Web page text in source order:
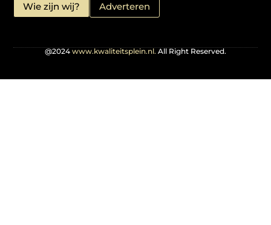
Wie zijn wij? Adverteren
@2024 www.kwaliteitsplein.nl. All Right Reserved.